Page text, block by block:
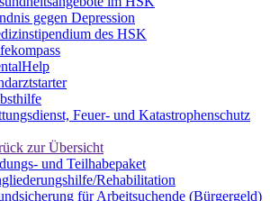
gegen Depression
des HSK
Feuer- und Katastrophenschutz
zur Übersicht
und Teilhabepaket
Rehabilitation
für Arbeitsuchende (Bürgergeld)